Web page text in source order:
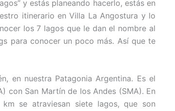
y estás planeando hacerlo, estás en
itinerario en Villa La Angostura y lo
los 7 lagos que le dan el nombre al
para conocer un poco más. Así que te
en nuestra Patagonia Argentina. Es el
con San Martín de los Andes (SMA). En
se atraviesan siete lagos, que son